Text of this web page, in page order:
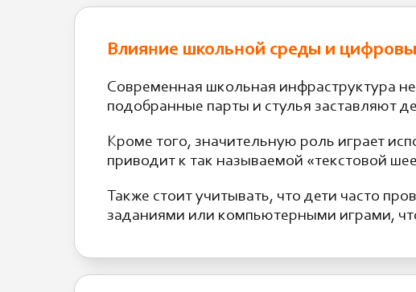
Влияние школьной среды и
Современная школьная инфраструктура
подобранные парты и стулья заставляют
Кроме того, значительную роль играет
приводит к так называемой «текстовой
Также стоит учитывать, что дети часто
заданиями или компьютерными играми,